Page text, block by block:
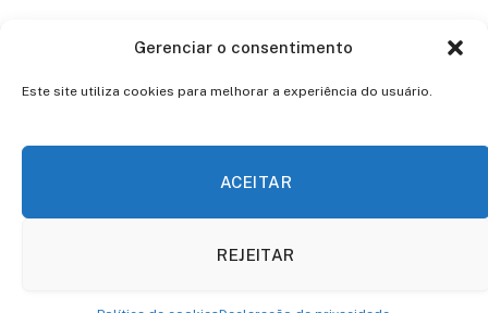
Gerenciar o consentimento
Este site utiliza cookies para melhorar a experiência do usuário.
ACEITAR
REJEITAR
FacebookTwitter InstagramPinterest